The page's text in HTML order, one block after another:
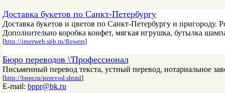
Доставка букетов по Санкт-Петербургу
Доставка букетов и цветов по Санкт-Петербургу и пригороду.
Дополнительно коробка конфет, мягкая игрушка, бутылка
[http://interweb.spb.ru/flowers]
Бюро переводов \'Профессионал
Письменный перевод текста, устный перевод, нотариальное
[http://bppr.ru/perevod.shtml]
E-mail: bppr@bk.ru